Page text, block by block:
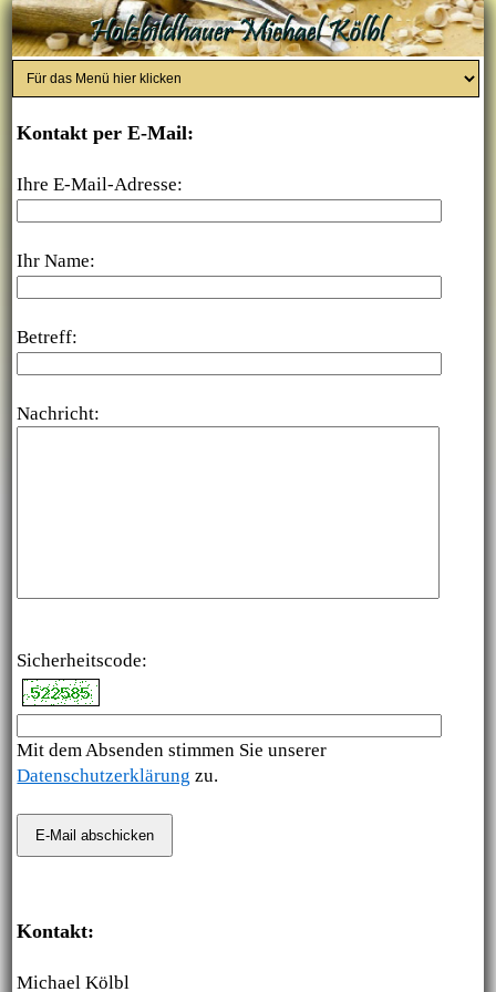
Kontakt per E-Mail:
Ihre E-Mail-Adresse:
Ihr Name:
Betreff:
Nachricht:
Sicherheitscode:
Mit dem Absenden stimmen Sie unserer
Datenschutzerklärung zu.
Kontakt:
Michael Kölbl